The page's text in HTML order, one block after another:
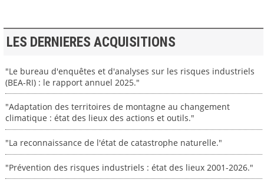
LES DERNIERES ACQUISITIONS
"Le bureau d'enquêtes et d'analyses sur les risques industriels
(BEA-RI) : le rapport annuel 2025."
"Adaptation des territoires de montagne au changement
climatique : état des lieux des actions et outils."
"La reconnaissance de l'état de catastrophe naturelle."
"Prévention des risques industriels : état des lieux 2001-2026."